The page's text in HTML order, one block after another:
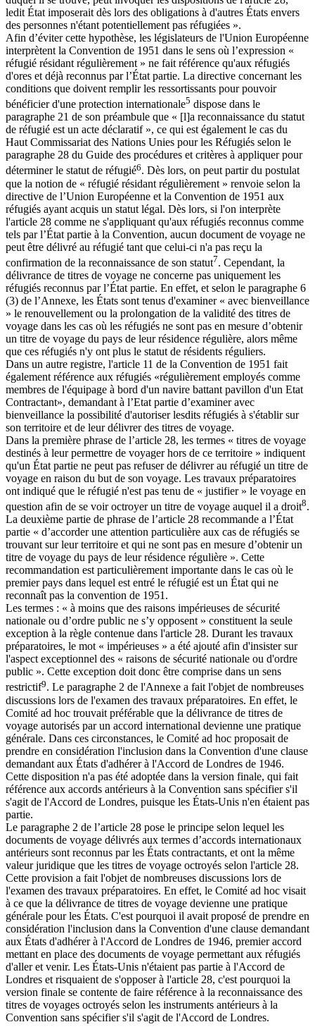
ledit État imposerait dès lors des obligations à d'autres États envers
des personnes n'étant potentiellement pas réfugiées ».
Afin d’éviter cette hypothèse, les législateurs de l'Union Européenne
interprètent la Convention de 1951 dans le sens où l’expression «
réfugié résidant régulièrement » ne fait référence qu'aux réfugiés
d'ores et déjà reconnus par l’État partie. La directive concernant les
conditions que doivent remplir les ressortissants pour pouvoir
bénéficier d'une protection internationale5 dispose dans le
paragraphe 21 de son préambule que « [l]a reconnaissance du statut
de réfugié est un acte déclaratif », ce qui est également le cas du
Haut Commissariat des Nations Unies pour les Réfugiés selon le
paragraphe 28 du Guide des procédures et critères à appliquer pour
déterminer le statut de réfugié6. Dès lors, on peut partir du postulat
que la notion de « réfugié résidant régulièrement » renvoie selon la
directive de l’Union Européenne et la Convention de 1951 aux
réfugiés ayant acquis un statut légal. Dès lors, si l'on interprète
l'article 28 comme ne s'appliquant qu'aux réfugiés reconnus comme
tels par l’État partie à la Convention, aucun document de voyage ne
peut être délivré au réfugié tant que celui-ci n'a pas reçu la
confirmation de la reconnaissance de son statut7. Cependant, la
délivrance de titres de voyage ne concerne pas uniquement les
réfugiés reconnus par l’État partie. En effet, et selon le paragraphe 6
(3) de l’Annexe, les États sont tenus d'examiner « avec bienveillance
» le renouvellement ou la prolongation de la validité des titres de
voyage dans les cas où les réfugiés ne sont pas en mesure d’obtenir
un titre de voyage du pays de leur résidence régulière, alors même
que ces réfugiés n'y ont plus le statut de résidents réguliers.
Dans un autre registre, l'article 11 de la Convention de 1951 fait
également référence aux réfugiés «régulièrement employés comme
membres de l'équipage à bord d'un navire battant pavillon d'un Etat
Contractant», demandant à l’Etat partie d’examiner avec
bienveillance la possibilité d'autoriser lesdits réfugiés à s'établir sur
son territoire et de leur délivrer des titres de voyage.
Dans la première phrase de l’article 28, les termes « titres de voyage
destinés à leur permettre de voyager hors de ce territoire » indiquent
qu'un État partie ne peut pas refuser de délivrer au réfugié un titre de
voyage en raison du but de son voyage. Les travaux préparatoires
ont indiqué que le réfugié n'est pas tenu de « justifier » le voyage en
question afin de se voir octroyer un titre de voyage auquel il a droit8.
La deuxième partie de phrase de l’article 28 recommande a l’État
partie « d’accorder une attention particulière aux cas de réfugiés se
trouvant sur leur territoire et qui ne sont pas en mesure d’obtenir un
titre de voyage du pays de leur résidence régulière ». Cette
recommandation est particulièrement importante dans le cas où le
premier pays dans lequel est entré le réfugié est un État qui ne
reconnaît pas la convention de 1951.
Les termes : « à moins que des raisons impérieuses de sécurité
nationale ou d’ordre public ne s’y opposent » constituent la seule
exception à la règle contenue dans l'article 28. Durant les travaux
préparatoires, le mot « impérieuses » a été ajouté afin d'insister sur
l'aspect exceptionnel des « raisons de sécurité nationale ou d'ordre
public ». Cette exception doit donc être comprise dans un sens
restrictif9. Le paragraphe 2 de l'Annexe a fait l'objet de nombreuses
discussions lors de l'examen des travaux préparatoires. En effet, le
Comité ad hoc trouvait préférable que la délivrance de titres de
voyage autorisés par un accord international devienne une pratique
générale. Dans ces circonstances, le Comité ad hoc proposait de
prendre en considération l'inclusion dans la Convention d'une clause
demandant aux États d'adhérer à l'Accord de Londres de 1946.
Cette disposition n'a pas été adoptée dans la version finale, qui fait
référence aux accords antérieurs à la Convention sans spécifier s'il
s'agit de l'Accord de Londres, puisque les États-Unis n'en étaient pas
partie.
Le paragraphe 2 de l’article 28 pose le principe selon lequel les
documents de voyage délivrés aux termes d’accords internationaux
antérieurs sont reconnus par les États contractants, et ont la même
valeur juridique que les titres de voyage octroyés selon l'article 28.
Cette provision a fait l'objet de nombreuses discussions lors de
l'examen des travaux préparatoires. En effet, le Comité ad hoc visait
à ce que la délivrance de titres de voyage devienne une pratique
générale pour les États. C'est pourquoi il avait proposé de prendre en
considération l'inclusion dans la Convention d'une clause demandant
aux États d'adhérer à l'Accord de Londres de 1946, premier accord
mettant en place des documents de voyage permettant aux réfugiés
d'aller et venir. Les États-Unis n'étaient pas partie à l'Accord de
Londres et risquaient de s'opposer à l'article 28, c'est pourquoi la
version finale se contente de faire référence à la reconnaissance des
titres de voyages octroyés selon les instruments antérieurs à la
Convention sans spécifier s'il s'agit de l'Accord de Londres.